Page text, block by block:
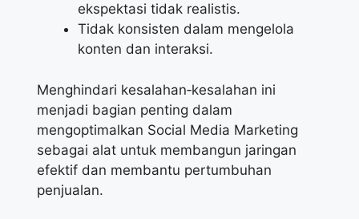
ekspektasi tidak realistis.
Tidak konsisten dalam mengelola
konten dan interaksi.
Menghindari kesalahan‑kesalahan ini
menjadi bagian penting dalam
mengoptimalkan Social Media Marketing
sebagai alat untuk membangun jaringan
efektif dan membantu pertumbuhan
penjualan.